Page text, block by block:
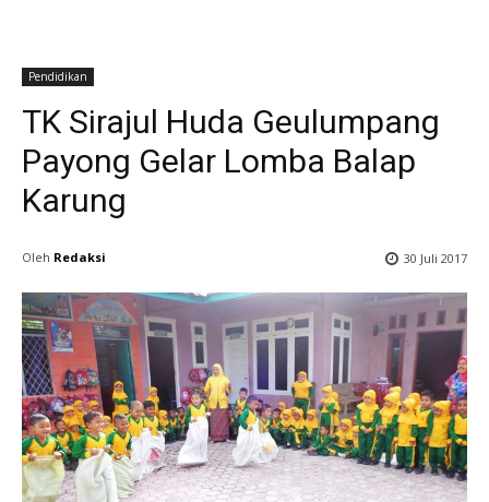
Pendidikan
TK Sirajul Huda Geulumpang
Payong Gelar Lomba Balap
Karung
Oleh Redaksi 30 Juli 2017